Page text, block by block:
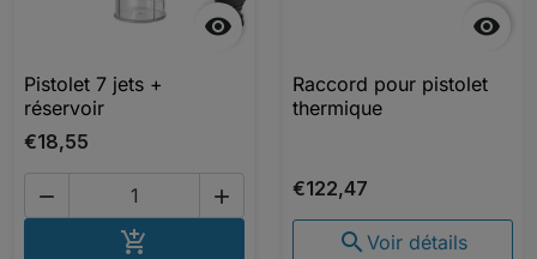

Pistolet 7 jets +
réservoir
€18,55
 
 AJOUTER AU PANIER

Raccord pour pistolet
thermique
€122,47
 Voir détails